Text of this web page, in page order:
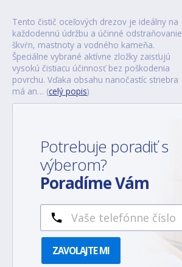
Tento čistič oceľových drezov je ideálny na
každodennú údržbu a účinné odstraňovanie
škvŕn, mastnoty a vodného kameňa.
Špeciálne vybrané aktívne zložky zaisťujú
vysokú čistiacu účinnosť bez poškodenia
povrchu. Vďaka obsahu nanočastíc striebra
má an… (celý popis)
Potrebuje poradiť s
výberom?
Poradíme Vám
ZAVOLAJTE MI